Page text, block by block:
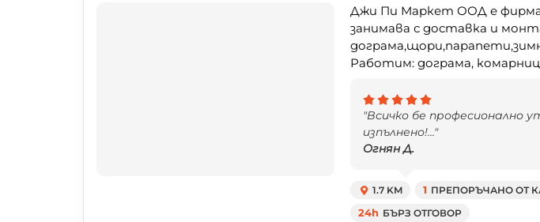
Джи Пи Маркет ООД е
занимава с доставка и
Работим: дограма,
"Всичко бе професионално
изпълнено!..."
Огнян Д.
1.7 KM 1 ПРЕПОРЪЧАНО ОТ
24h БЪРЗ ОТГОВОР